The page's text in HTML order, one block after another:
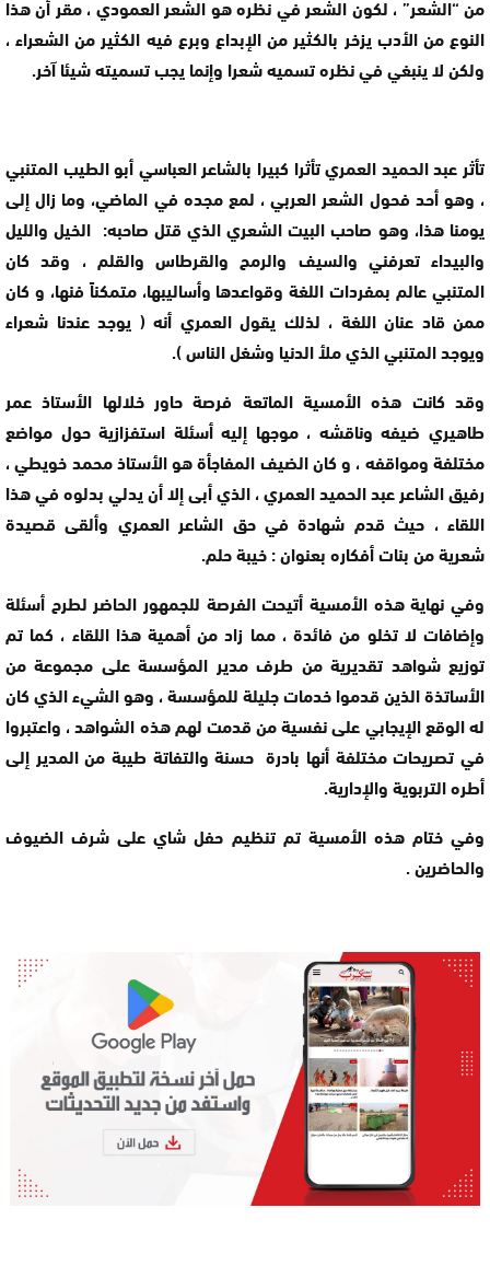
من “الشعر” ، لكون الشعر في نظره هو الشعر العمودي ، مقر أن هذا
النوع من الأدب يزخر بالكثير من الإبداع وبرع فيه الكثير من الشعراء ،
ولكن لا ينبغي في نظره تسميه شعرا وإنما يجب تسميته شيئا آخر.
تأثر عبد الحميد العمري تأثرا كبيرا بالشاعر العباسي أبو الطيب المتنبي
، وهو أحد فحول الشعر العربي ، لمع مجده في الماضي، وما زال إلى
يومنا هذا، وهو صاحب البيت الشعري الذي قتل صاحبه: الخيل والليل
والبيداء تعرفني والسيف والرمح والقرطاس والقلم ، وقد كان
المتنبي عالم بمفردات اللغة وقواعدها وأساليبها، متمكناً فنها، و كان
ممن قاد عنان اللغة ، لذلك يقول العمري أنه ( يوجد عندنا شعراء
ويوجد المتنبي الذي ملأ الدنيا وشغل الناس ).
وقد كانت هذه الأمسية الماتعة فرصة حاور خلالها الأستاذ عمر
طاهيري ضيفه وناقشه ، موجها إليه أسئلة استفزازية حول مواضع
مختلفة ومواقفه ، و كان الضيف المفاجأة هو الأستاذ محمد خويطي ،
رفيق الشاعر عبد الحميد العمري ، الذي أبى إلا أن يدلي بدلوه في هذا
اللقاء ، حيث قدم شهادة في حق الشاعر العمري وألقى قصيدة
شعرية من بنات أفكاره بعنوان : خيبة حلم.
وفي نهاية هذه الأمسية أتيحت الفرصة للجمهور الحاضر لطرح أسئلة
وإضافات لا تخلو من فائدة ، مما زاد من أهمية هذا اللقاء ، كما تم
توزيع شواهد تقديرية من طرف مدير المؤسسة على مجموعة من
الأساتذة الذين قدموا خدمات جليلة للمؤسسة ، وهو الشيء الذي كان
له الوقع الإيجابي على نفسية من قدمت لهم هذه الشواهد ، واعتبروا
في تصريحات مختلفة أنها بادرة حسنة والتفاتة طيبة من المدير إلى
أطره التربوية والإدارية.
وفي ختام هذه الأمسية تم تنظيم حفل شاي على شرف الضيوف
والحاضرين .